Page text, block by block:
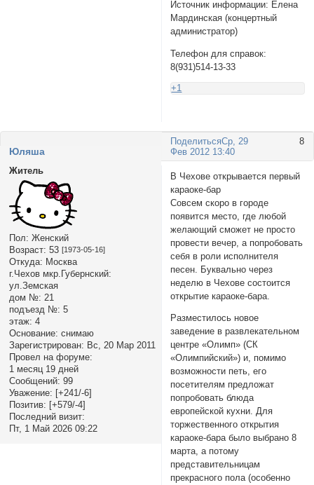
Источник информации: Елена
Мардинская (концертный
администратор)
Телефон для справок:
8(931)514-13-33
+1
Поделиться 8
Ср, 29
Фев 2012 13:40
Юляша
Житель
Пол: Женский
Возраст: 53 [1973-05-16]
Откуда: Москва
г.Чехов мкр.Губернский:
ул.Земская
дом №: 21
подъезд №: 5
этаж: 4
Основание: снимаю
Зарегистрирован: Вс, 20 Мар 2011
Провел на форуме:
1 месяц 19 дней
Сообщений: 99
Уважение: [+241/-6]
Позитив: [+579/-4]
Последний визит:
Пт, 1 Май 2026 09:22
В Чехове открывается первый
караоке-бар
Совсем скоро в городе
появится место, где любой
желающий сможет не просто
провести вечер, а попробовать
себя в роли исполнителя
песен. Буквально через
неделю в Чехове состоится
открытие караоке-бара.
Разместилось новое
заведение в развлекательном
центре «Олимп» (СК
«Олимпийский») и, помимо
возможности петь, его
посетителям предложат
попробовать блюда
европейской кухни. Для
торжественного открытия
караоке-бара было выбрано 8
марта, а потому
представительницам
прекрасного пола (особенно